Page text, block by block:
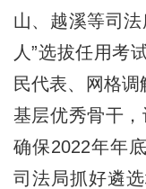
山、越溪等司
人”选拔任用考
民代表、网格调
基层优秀骨干，
确保2022年年
司法局抓好遴